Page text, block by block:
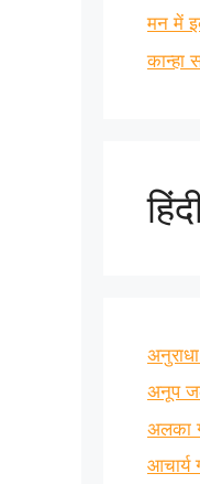
मन में
कान्हा
अनूप
अलका
आचार्य